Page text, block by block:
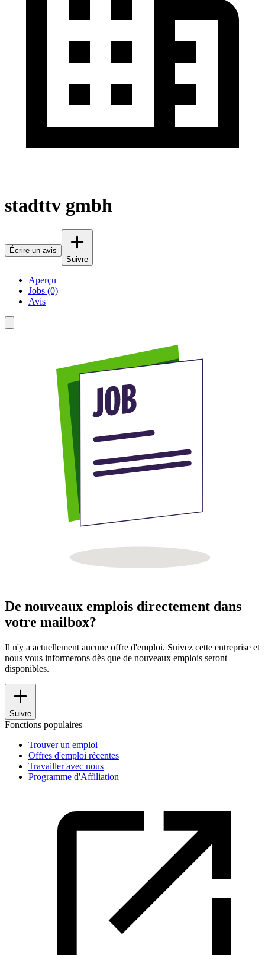
stadttv gmbh
Écrire un avis
Suivre
Aperçu
Jobs (0)
Avis
De nouveaux emplois directement dans
votre mailbox?
Il n'y a actuellement aucune offre d'emploi. Suivez cette entreprise et
nous vous informerons dès que de nouveaux emplois seront
disponibles.
Suivre
Fonctions populaires
Trouver un emploi
Offres d'emploi récentes
Travailler avec nous
Programme d'Affiliation